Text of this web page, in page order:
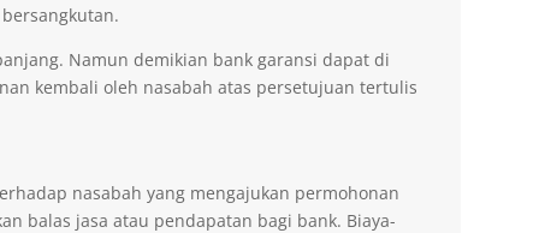
Namun demikian bank garansi dapat di
kembali oleh nasabah atas persetujuan tertulis
nasabah yang mengajukan permohonan
balas jasa atau pendapatan bagi bank. Biaya-